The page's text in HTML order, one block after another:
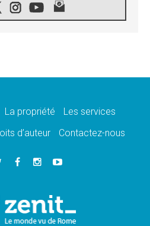
en Afrique vers
et au Pérou
la prière est un acte
les Chevaliers de Colomb à
d'église, meurtre et
de religieux suscitent l'émotion
La propriété
Les services
d’auteur Contactez-nous